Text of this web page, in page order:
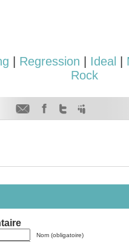
Regression Ideal
Rock
Nom (obligatoire)